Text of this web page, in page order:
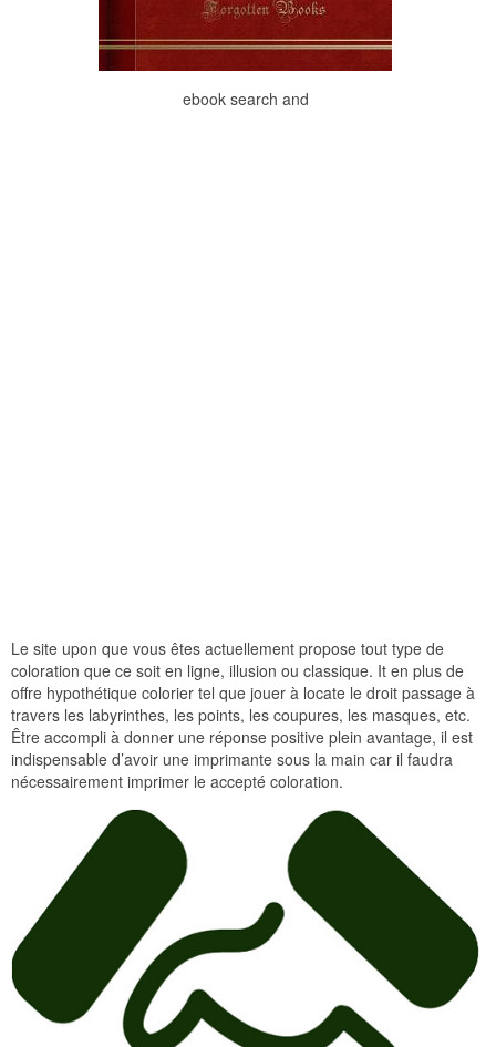
ebook search and
Le site upon que vous êtes actuellement propose tout type de
coloration que ce soit en ligne, illusion ou classique. It en plus de
offre hypothétique colorier tel que jouer à locate le droit passage à
travers les labyrinthes, les points, les coupures, les masques, etc.
Être accompli à donner une réponse positive plein avantage, il est
indispensable d’avoir une imprimante sous la main car il faudra
nécessairement imprimer le accepté coloration.